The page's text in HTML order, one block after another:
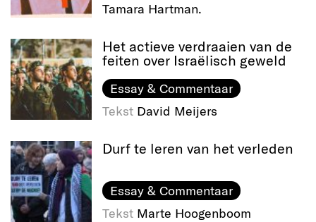
Tamara Hartman.
Het actieve verdraaien van de
feiten over Israëlisch geweld
Essay & Commentaar
Tekst David Meijers
Durf te leren van het verleden
Essay & Commentaar
Tekst Marte Hoogenboom